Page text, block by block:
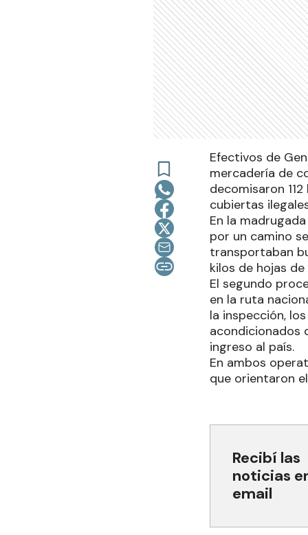
Efectivos de
mercadería de
decomisaron
cubiertas
En la
por un camino
transportaban
kilos de hojas
El segundo
en la ruta
la inspección,
acondicionados
ingreso al país.
En ambos
que orientaron
Recibí las
noticias
email